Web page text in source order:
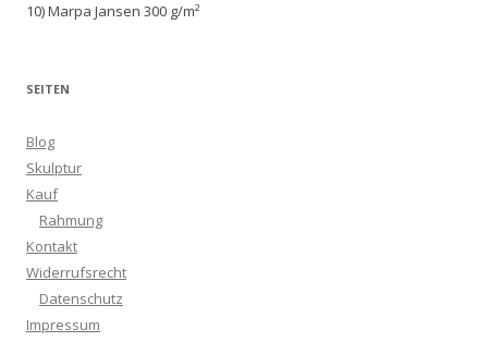
10) Marpa Jansen 300 g/m²
SEITEN
Blog
Skulptur
Kauf
Rahmung
Kontakt
Widerrufsrecht
Datenschutz
Impressum